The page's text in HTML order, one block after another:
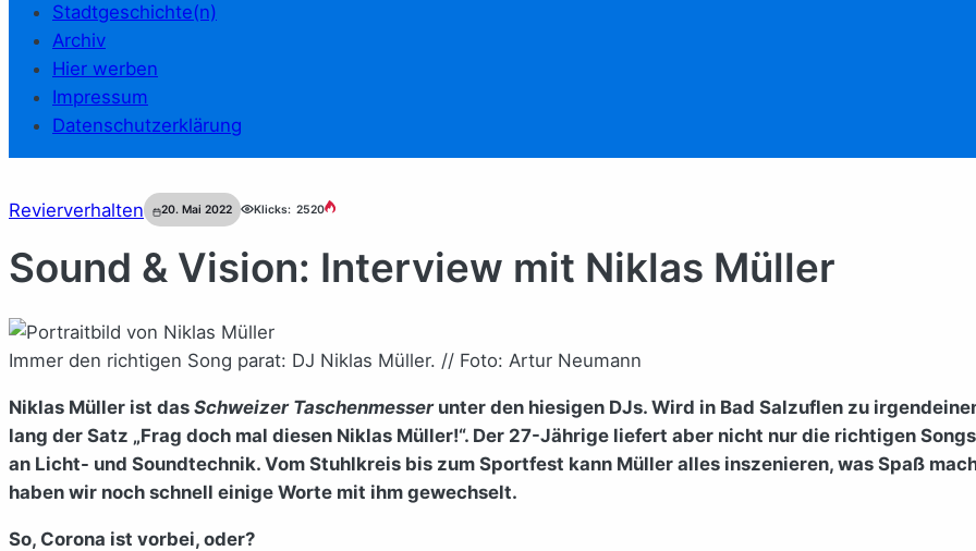
Stadtgeschichte(n)
Archiv
Hier werben
Impressum
Datenschutzerklärung
Revierverhalten 20. Mai 2022 Klicks: 2520
Sound & Vision: Interview mit Niklas Müller
Immer den richtigen Song parat: DJ Niklas Müller. // Foto: Artur Neumann
Niklas Müller ist das Schweizer Taschenmesser unter den hiesigen DJs. Wird in Bad Salzuflen zu
lang der Satz „Frag doch mal diesen Niklas Müller!“. Der 27-Jährige liefert aber nicht nur die richtigen
an Licht- und Soundtechnik. Vom Stuhlkreis bis zum Sportfest kann Müller alles inszenieren, was Spaß
haben wir noch schnell einige Worte mit ihm gewechselt.
So, Corona ist vorbei, oder?